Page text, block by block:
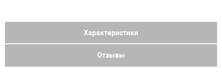
Характеристики
Отзывы